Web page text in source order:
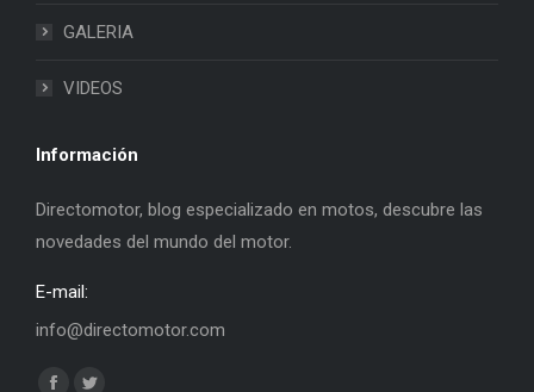
GALERIA
VIDEOS
Información
Directomotor, blog especializado en motos, descubre las
novedades del mundo del motor.
E-mail:
info@directomotor.com
Find us on: